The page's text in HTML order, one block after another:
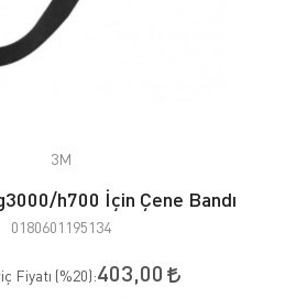
3M
h700 İçin Çene Bandı
0180601195134
Fiyatı (%20):403,00